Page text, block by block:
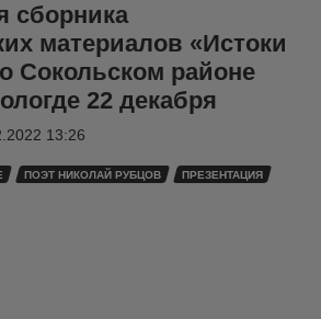
сборника
материалов «Истоки
Сокольском районе
22 декабря
13:26
ПОЭТ НИКОЛАЙ РУБЦОВ ПРЕЗЕНТАЦИЯ